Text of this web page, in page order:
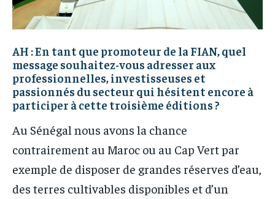
AH : En tant que promoteur de la FIAN, quel
message souhaitez-vous adresser aux
professionnelles, investisseuses et
passionnés du secteur qui hésitent encore à
participer à cette troisième éditions ?
Au Sénégal nous avons la chance
contrairement au Maroc ou au Cap Vert par
exemple de disposer de grandes réserves d’eau,
des terres cultivables disponibles et d’un